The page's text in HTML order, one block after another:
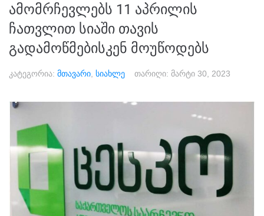
ამომრჩევლებს 11 აპრილის
ჩათვლით სიაში თავის
გადამოწმებისკენ მოუწოდებს
კატეგორია: მთავარი სიახლე თარიღი: მარტი 30, 2023